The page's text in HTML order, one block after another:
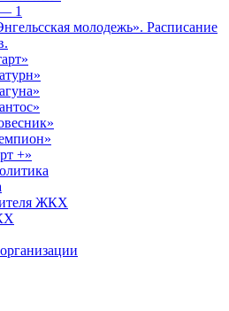
1
молодежь». Расписание
+»
ЖКХ